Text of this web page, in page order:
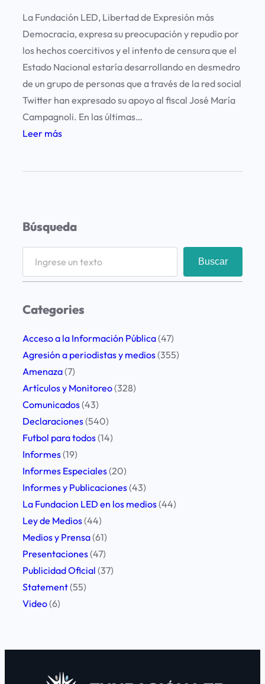
La Fundación LED, Libertad de Expresión más
Democracia, expresa su preocupación y repudio por
los hechos coercitivos y el intento de censura que el
Estado Nacional estaría desarrollando en desmedro
de un grupo de personas que a través de la red social
Twitter han expresado su apoyo al fiscal José María
Campagnoli. En las últimas…
Leer más:
t
o
d
e
e
n
a
s
e
s
l
s
Búsqueda
r
h
Buscar
Categories
Acceso a la Información Pública(47)
Agresión a periodistas y medios(355)
Amenaza(7)
Artículos y Monitoreo(328)
Comunicados(43)
Declaraciones(540)
Futbol para todos(14)
Informes(19)
Informes Especiales(20)
Informes y Publicaciones(43)
La Fundacion LED en los medios(44)
Ley de Medios(44)
Medios y Prensa(61)
Presentaciones(47)
Publicidad Oficial (37)
Statement(55)
Video(6)